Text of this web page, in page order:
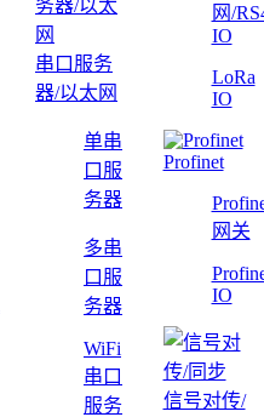
串口服务
器/以太网
单串
口服
务器
多串
口服
务器
WiFi
串口
服务
网/
IO
LoRa
IO
Profinet
网关
IO
信号对传/